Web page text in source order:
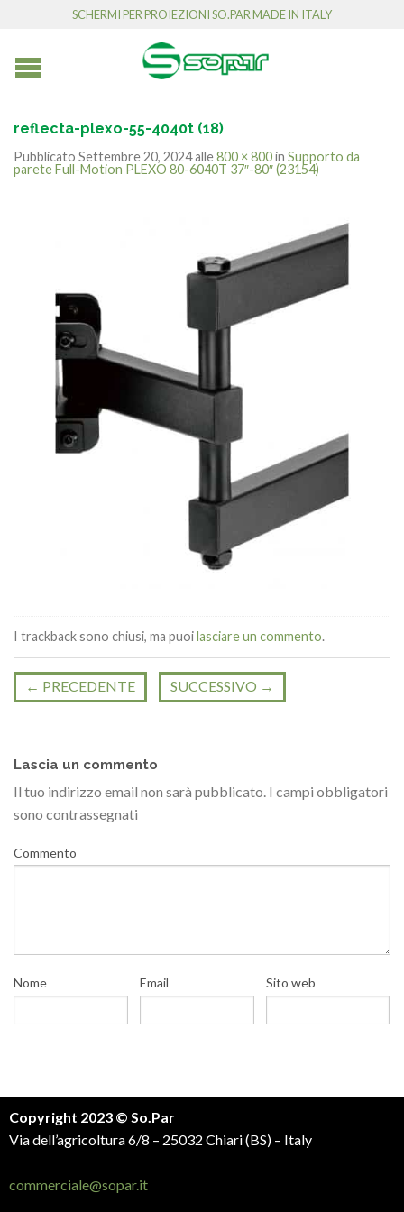
SCHERMI PER PROIEZIONI SO.PAR MADE IN ITALY
reflecta-plexo-55-4040t (18)
Pubblicato Settembre 20, 2024alle800 × 800in Supporto da
parete Full-Motion PLEXO 80-6040T 37″-80″ (23154)
I trackback sono chiusi, ma puoilasciare un commento.
← PRECEDENTE SUCCESSIVO →
Lascia un commento
Il tuo indirizzo email non sarà pubblicato. I campi obbligatori
sono contrassegnati
Commento
Nome Email Sito web
Copyright 2023 © So.Par
Via dell’agricoltura 6/8 – 25032 Chiari (BS) – Italy
commerciale@sopar.it